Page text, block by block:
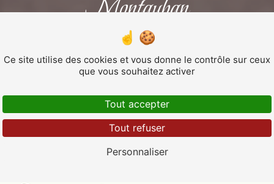
MARIAGE
Mariage près de
Ce site utilise des cookies et vous donne le contrôle sur ceux
que vous souhaitez activer
Tout accepter
Tout refuser
Personnaliser